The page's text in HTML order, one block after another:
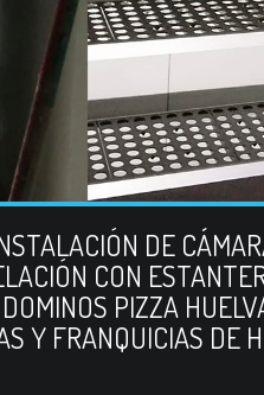
DE
CON
PIZZA
Y FRANQUICIAS DE